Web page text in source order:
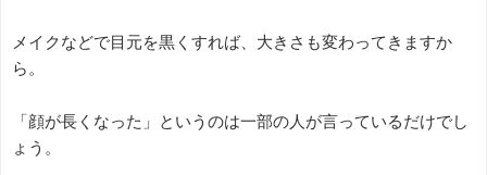
メイクなどで目元を黒くすれば、大きさも変わってきますか
ら。
「顔が長くなった」というのは一部の人が言っているだけでし
ょう。